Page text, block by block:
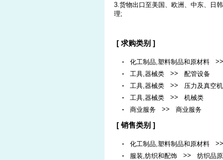
3.货物出口至美国、欧洲、中东、日
理;
[ 求购类别 ]
- 化工制品,塑料制品和原材料
-
工具,器械类 >>
配管设备
-
工具,器械类 >>
压力及真空
-
工具,器械类 >>
机械类
-
商业服务 >> 商业服务
[ 销售类别 ]
- 化工制品,塑料制品和原材料
-
服装,纺织和配饰 >>
纺织品